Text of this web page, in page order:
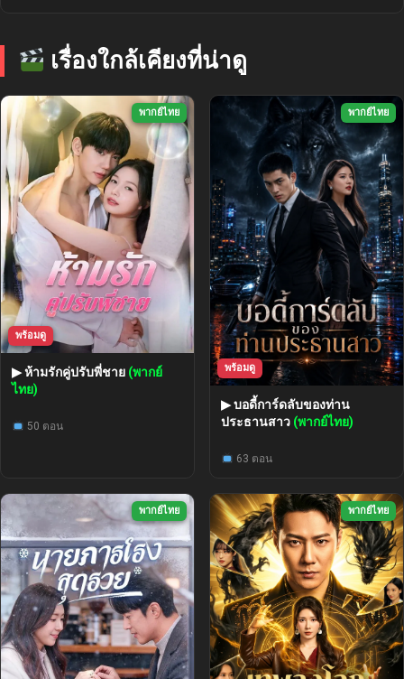
เรื่องใกล้เคียงที่น่าดู
พากย์ไทย
พร้อมดู
▶ ห้ามรักคู่ปรับพี่ชาย (พากย์
ไทย)
50 ตอน
พากย์ไทย
พร้อมดู
▶ บอดี้การ์ดลับของท่าน
ประธานสาว (พากย์ไทย)
63 ตอน
พากย์ไทย พากย์ไทย